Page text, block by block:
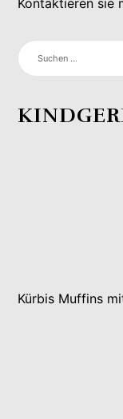
SUCHEN
NACH:
Kürbis Muffins